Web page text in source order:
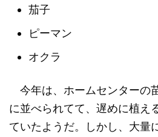
茄子
ピーマン
オクラ
今年は、ホームセンターの
に並べられてて、遅めに植え
ていたようだ。しかし、大量